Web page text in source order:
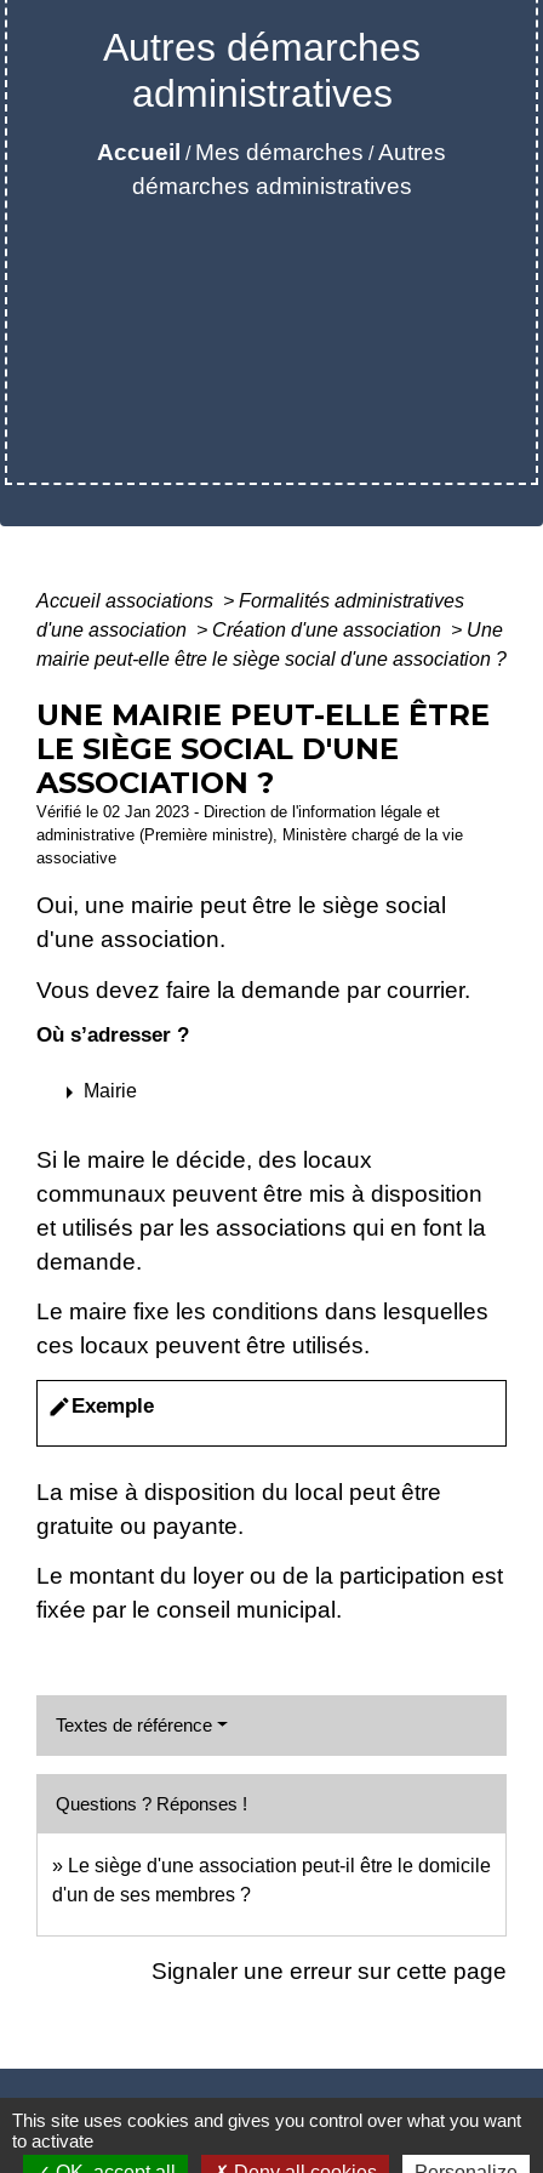
Autres démarches
administratives
Accueil / Mes démarches /Autres
démarches administratives
Accueil associations > Formalités administratives
d'une association > Création d'une association > Une
mairie peut-elle être le siège social d'une association ?
UNE MAIRIE PEUT-ELLE ÊTRE
LE SIÈGE SOCIAL D'UNE
ASSOCIATION ?
Vérifié le 02 Jan 2023 - Direction de l'information légale et
administrative (Première ministre), Ministère chargé de la vie
associative
Oui, une mairie peut être le siège social
d'une association.
Vous devez faire la demande par courrier.
Où s’adresser ?
arrow_right Mairie
Si le maire le décide, des locaux
communaux peuvent être mis à disposition
et utilisés par les associations qui en font la
demande.
Le maire fixe les conditions dans lesquelles
ces locaux peuvent être utilisés.
editExemple
La mise à disposition du local peut être
gratuite ou payante.
Le montant du loyer ou de la participation est
fixée par le conseil municipal.
Textes de référence
Questions ? Réponses !
Le siège d'une association peut-il être le domicile
d'un de ses membres ?
Signaler une erreur sur cette page
Nous contacter
Commune de Puylaurens
This site uses cookies and gives you control over what you want
to activate